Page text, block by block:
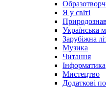
Я у світі
Українська
Зарубіжна
Музика
Читання
Інформатика
Мистецтво
Додаткові